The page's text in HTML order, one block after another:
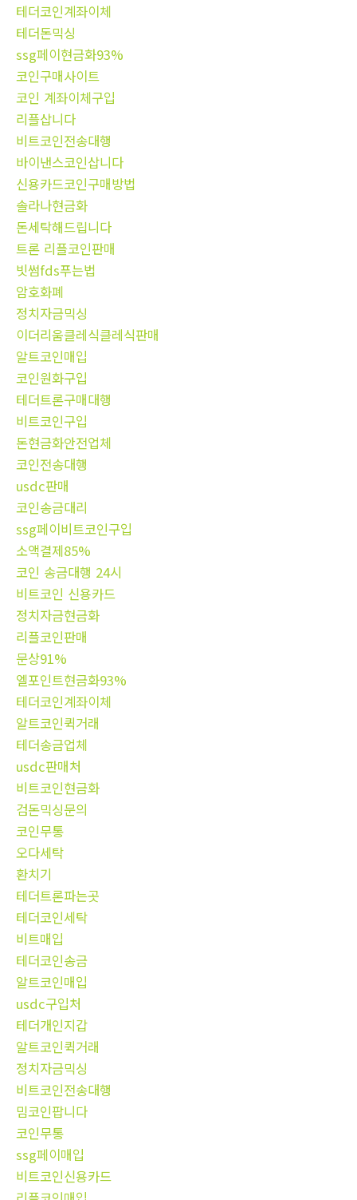
테더코인계좌이체
테더돈믹싱
ssg페이현금화93%
코인구매사이트
코인 계좌이체구입
리플삽니다
비트코인전송대행
바이낸스코인삽니다
신용카드코인구매방법
솔라나현금화
돈세탁해드립니다
트론 리플코인판매
빗썸fds푸는법
암호화폐
정치자금믹싱
이더리움클레식클레식판매
알트코인매입
코인원화구입
테더트론구매대행
비트코인구입
돈현금화안전업체
코인전송대행
usdc판매
코인송금대리
ssg페이비트코인구입
소액결제85%
코인 송금대행 24시
비트코인 신용카드
정치자금현금화
리플코인판매
문상91%
엘포인트현금화93%
테더코인계좌이체
알트코인퀵거래
테더송금업체
usdc판매처
비트코인현금화
검돈믹싱문의
코인무통
오다세탁
환치기
테더트론파는곳
테더코인세탁
비트매입
테더코인송금
알트코인매입
usdc구입처
테더개인지갑
알트코인퀵거래
정치자금믹싱
비트코인전송대행
밈코인팝니다
코인무통
ssg페이매입
비트코인신용카드